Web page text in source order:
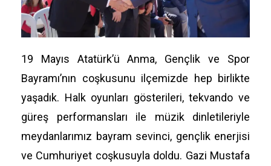
19 Mayıs Atatürk’ü Anma, Gençlik ve Spor
Bayramı’nın coşkusunu ilçemizde hep birlikte
yaşadık. Halk oyunları gösterileri, tekvando ve
güreş performansları ile müzik dinletileriyle
meydanlarımız bayram sevinci, gençlik enerjisi
ve Cumhuriyet coşkusuyla doldu. Gazi Mustafa